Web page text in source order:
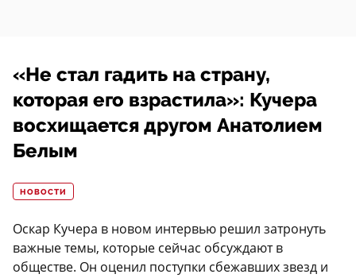
«Не стал гадить на страну,
которая его взрастила»: Кучера
восхищается другом Анатолием
Белым
НОВОСТИ
Оскар Кучера в новом интервью решил затронуть
важные темы, которые сейчас обсуждают в
обществе. Он оценил поступки сбежавших звезд и